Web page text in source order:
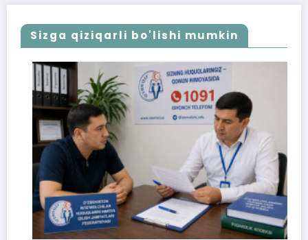
Sizga qiziqarli bo'lishi mumkin